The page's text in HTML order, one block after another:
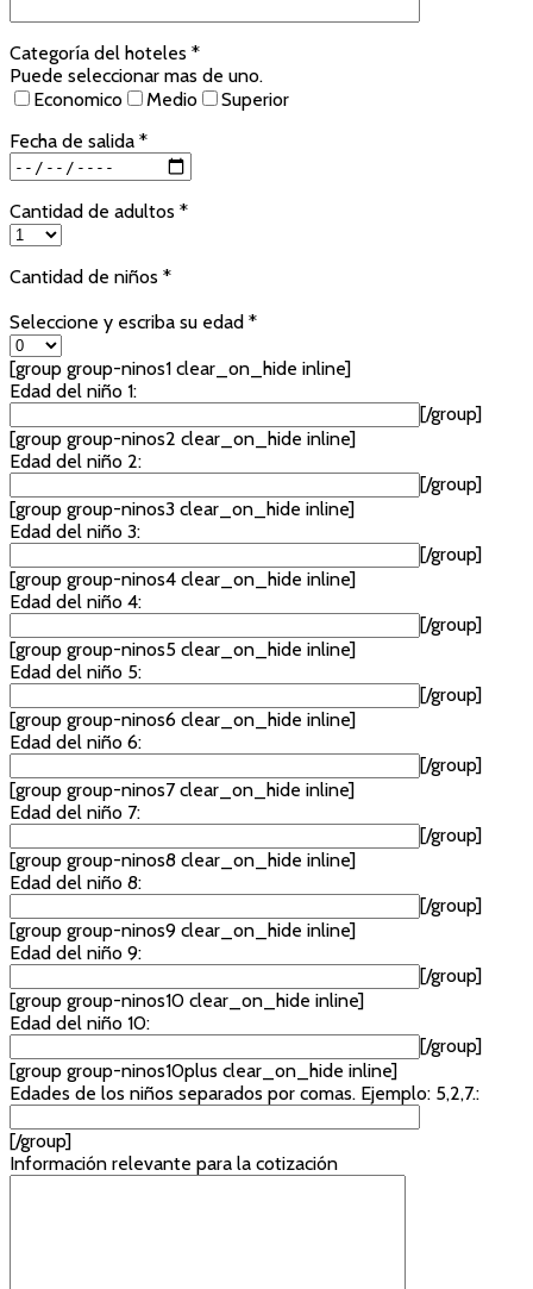
Categoría del hoteles *
Puede seleccionar mas de uno.
Economico
Medio
Superior
Fecha de salida *
Cantidad de adultos *
Cantidad de niños *
Seleccione y escriba su edad *
[group group-ninos1 clear_on_hide inline]
Edad del niño 1:
[/group]
[group group-ninos2 clear_on_hide inline]
Edad del niño 2:
[/group]
[group group-ninos3 clear_on_hide inline]
Edad del niño 3:
[/group]
[group group-ninos4 clear_on_hide inline]
Edad del niño 4:
[/group]
[group group-ninos5 clear_on_hide inline]
Edad del niño 5:
[/group]
[group group-ninos6 clear_on_hide inline]
Edad del niño 6:
[/group]
[group group-ninos7 clear_on_hide inline]
Edad del niño 7:
[/group]
[group group-ninos8 clear_on_hide inline]
Edad del niño 8:
[/group]
[group group-ninos9 clear_on_hide inline]
Edad del niño 9:
[/group]
[group group-ninos10 clear_on_hide inline]
Edad del niño 10:
[/group]
[group group-ninos10plus clear_on_hide inline]
Edades de los niños separados por comas. Ejemplo: 5,2,7.:
[/group]
Información relevante para la cotización